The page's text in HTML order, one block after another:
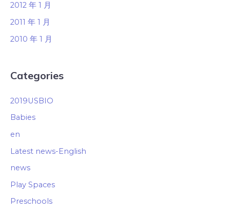
2012 年 1 月
2011 年 1 月
2010 年 1 月
Categories
2019USBIO
Babies
en
Latest news-English
news
Play Spaces
Preschools